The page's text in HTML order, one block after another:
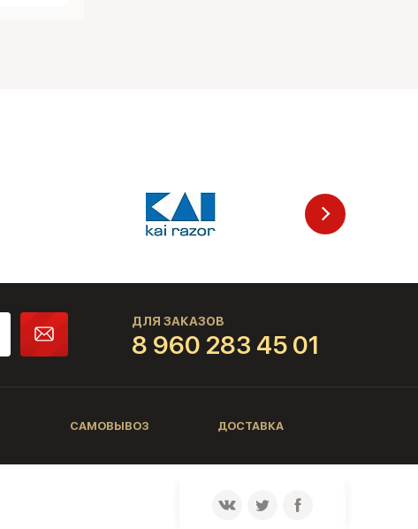
ДЛЯ ЗАКАЗОВ
8 960 283 45 01
САМОВЫВОЗ ДОСТАВКА